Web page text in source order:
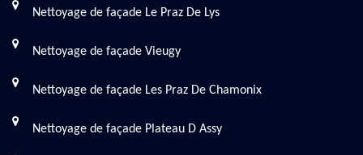
Nettoyage de façade Le Praz De Lys
Nettoyage de façade Vieugy
Nettoyage de façade Les Praz De Chamonix
Nettoyage de façade Plateau D Assy